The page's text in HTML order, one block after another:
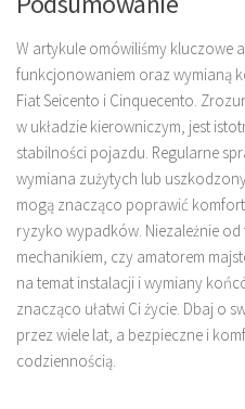
W artykule omówiliśmy kluczowe
funkcjonowaniem oraz wymianą
Fiat Seicento i Cinquecento.
w układzie kierowniczym, jest
stabilności pojazdu. Regularne
wymiana zużytych lub
mogą znacząco poprawić
ryzyko wypadków. Niezależnie
mechanikiem, czy amatorem
na temat instalacji i wymiany
znacząco ułatwi Ci życie. Dbaj o
przez wiele lat, a bezpieczne i
codziennością.